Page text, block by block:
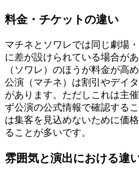
料金・チケットの違い
マチネとソワレでは同じ劇場
に差が設けられている場合が
（ソワレ）のほうが料金が高
公演（マチネ）は割引やデイ
があります。ただしこれは主
ず公演の公式情報で確認する
は集客を見込めないために価
ることが多いです。
雰囲気と演出における違